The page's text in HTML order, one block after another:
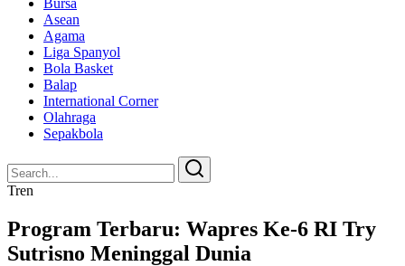
Bursa
Asean
Agama
Liga Spanyol
Bola Basket
Balap
International Corner
Olahraga
Sepakbola
Search
for:
Search
Tren
Program Terbaru: Wapres Ke-6 RI Try
Sutrisno Meninggal Dunia